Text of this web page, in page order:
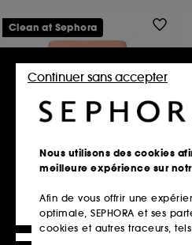
HAUS LABS BY LADY GAGA
Power Sculpt Velvet Bronzer
with Fermented Arnica
120
39,90€
8 teintes disponibles
Clean at Sephora
Nous utilisons des cookies
meilleure expérience sur
Afin de vous offrir une
optimale, SEPHORA et ses
cookies et autres traceurs,
Continuer sans accepter